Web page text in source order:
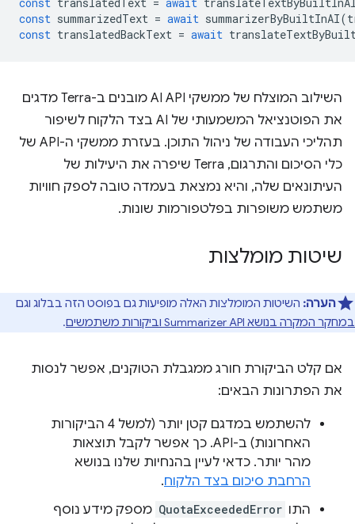
const summarizedText = await summarizerByBuiltInAI(
const translatedBackText = await
השילוב המוצלח של ממשקי AI API מובנים ב-Terra מדגים
את הפוטנציאל המשמעותי של AI בצד הלקוח לשיפור
תהליכי העבודה של ניהול התוכן. בעזרת ממשקי ה-API של
כלי הסיכום והתרגום, Terra שיפרה את היעילות של
העיתונאים שלה, והיא נמצאת בעמדה טובה לספק חוויות
משתמש משופרות בפלטפורמות שונות.
שיטות מומלצות
הערה: השיטות המומלצות האלה מופיעות גם בפוסט הזה בבלוג וגם
במחקר המקרה בנושא Summarizer API וביקורות משתמשים
.
אם קלט הביקורת חורג ממגבלת הטוקנים, אפשר לנסות
את הפתרונות הבאים:
להשתמש במדגם קטן יותר (למשל 4 הביקורות
האחרונות) ב-API. כך אפשר לקבל תוצאות
מהר יותר. כדאי לעיין בהנחיות שלנו בנושא
הרחבת סיכום בצד הלקוח.
התו QuotaExceededError מספק מידע נוסף